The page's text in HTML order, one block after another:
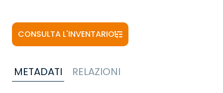
CONSULTA L'INVENTARIO
METADATI RELAZIONI